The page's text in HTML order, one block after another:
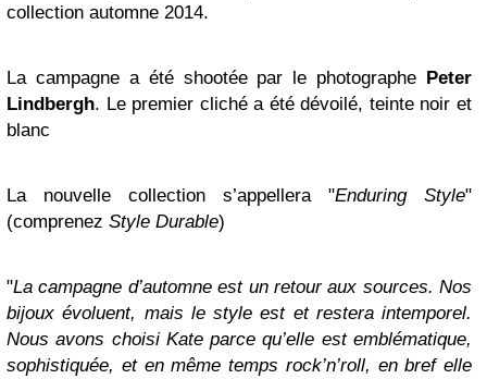
collection automne 2014.
La campagne a été shootée par le photographe
Peter
Lindbergh. Le premier cliché a été dévoilé, teinte noir et
blanc
La nouvelle collection s’appellera "Enduring Style"
(comprenez Style Durable)
"La campagne d’automne est un retour aux sources. Nos
bijoux évoluent, mais le style est et restera intemporel.
Nous avons choisi Kate parce qu’elle est emblématique,
sophistiquée, et en même temps rock’n’roll, en bref elle